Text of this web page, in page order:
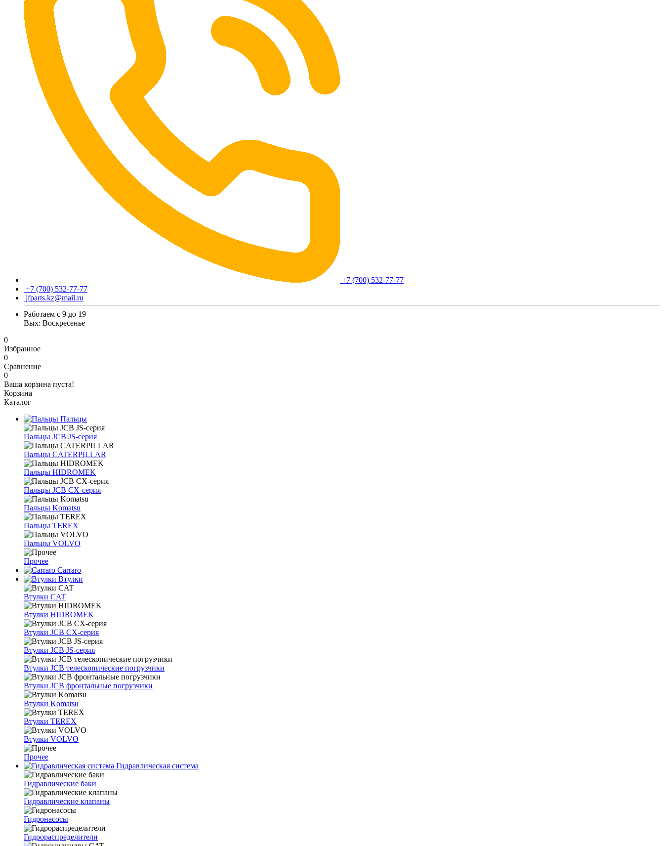
+7 (700) 532-77-77
+7 (700) 532-77-77
jfparts.kz@mail.ru
Работаем с 9 до 19
Вых: Воскресенье
0
Избранное
0
Сравнение
0
Ваша корзина пуста!
Корзина
Каталог
Пальцы
Пальцы JCB JS-серия
Пальцы CATERPILLAR
Пальцы HIDROMEK
Пальцы JCB CX-серия
Пальцы Komatsu
Пальцы TEREX
Пальцы VOLVO
Прочее
Carraro
Втулки
Втулки CAT
Втулки HIDROMEK
Втулки JCB CX-серия
Втулки JCB JS-серия
Втулки JCB телескопические погрузчики
Втулки JCB фронтальные погрузчики
Втулки Komatsu
Втулки TEREX
Втулки VOLVO
Прочее
Гидравлическая система
Гидравлические баки
Гидравлические клапаны
Гидронасосы
Гидрораспределители